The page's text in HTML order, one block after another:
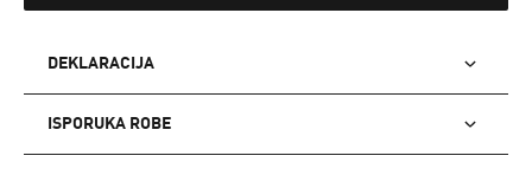
DEKLARACIJA
ISPORUKA ROBE